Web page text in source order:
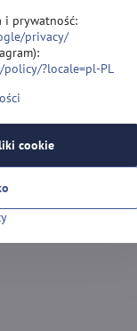
i prywatność:
privacy/
?locale=pl-PL
cookie